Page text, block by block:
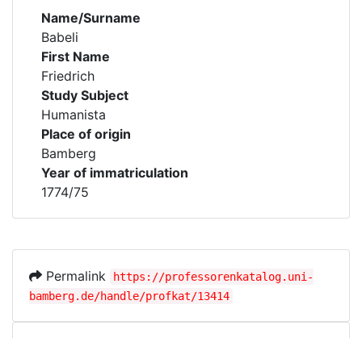
Name/Surname
Babeli
First Name
Friedrich
Study Subject
Humanista
Place of origin
Bamberg
Year of immatriculation
1774/75
Permalink
https://professorenkatalog.uni-
bamberg.de/handle/profkat/13414